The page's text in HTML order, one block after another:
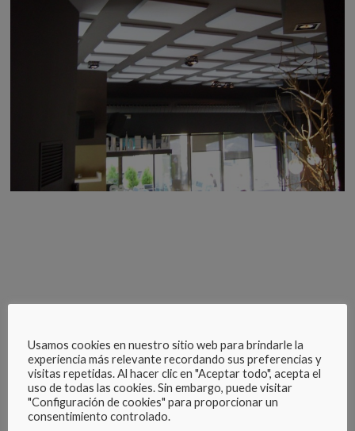
Tags:Insonorización cafeterías × Insonorización locales
Paneles acústicos
Usamos cookies en nuestro sitio web para brindarle la
experiencia más relevante recordando sus preferencias y
visitas repetidas. Al hacer clic en "Aceptar todo", acepta el
uso de todas las cookies. Sin embargo, puede visitar
"Configuración de cookies" para proporcionar un
consentimiento controlado.